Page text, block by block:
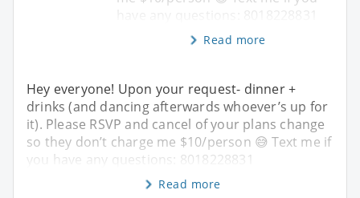
Read more
Hey everyone! Upon your request- dinner +
drinks (and dancing afterwards whoever’s up for
it). Please RSVP and cancel of your plans change
so they don’t charge me $10/person 😅 Text me if
you have any questions: 8018228831
Read more